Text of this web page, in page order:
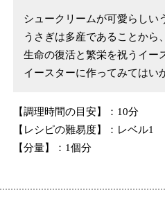
シュークリームが可愛らしい
うさぎは多産であることから、
生命の復活と繁栄を祝うイー
イースターに作ってみてはい
【調理時間の目安】： 10分
【レシピの難易度】： レベル1
【分量】： 1個分